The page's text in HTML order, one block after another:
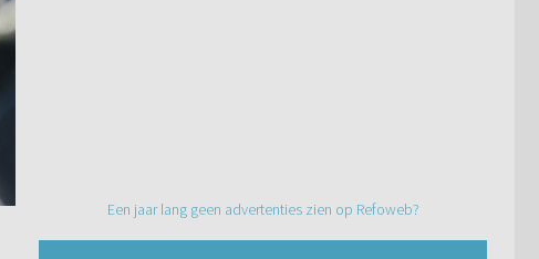
Een jaar lang geen advertenties zien op Refoweb?